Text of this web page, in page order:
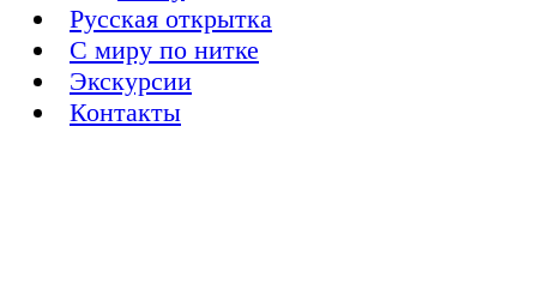
Русская открытка
С миру по нитке
Экскурсии
Контакты